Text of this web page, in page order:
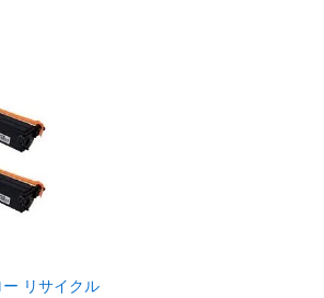
リサイクル